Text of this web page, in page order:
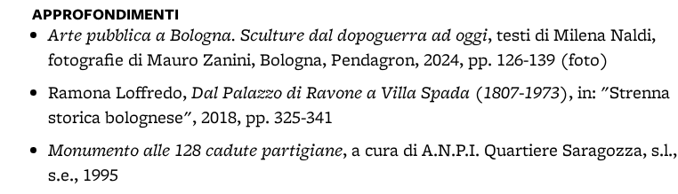
APPROFONDIMENTI
Arte pubblica a Bologna. Sculture dal dopoguerra ad oggi, testi di Milena Naldi,
fotografie di Mauro Zanini, Bologna, Pendagron, 2024, pp. 126-139 (foto)
Ramona Loffredo,Dal Palazzo di Ravone a Villa Spada (1807-1973), in: "Strenna
storica bolognese", 2018, pp. 325-341
Monumento alle 128 cadute partigiane, a cura di A.N.P.I. Quartiere Saragozza, s.l.,
s.e., 1995